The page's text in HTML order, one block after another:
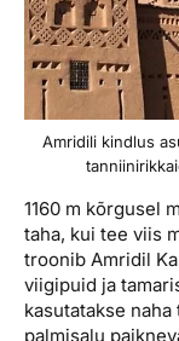
Amridili kindlus
1160 m kõrgusel
taha, kui tee viis
troonib Amridil
viigipuid ja
kasutatakse
palmisalu